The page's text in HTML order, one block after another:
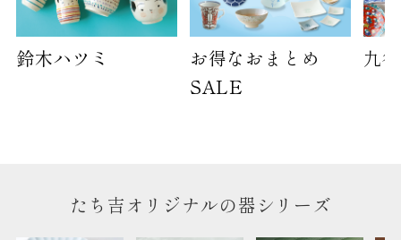
鈴木ハツミ
お得なおまとめ
SALE
九
たち吉オリジナルの器シリーズ